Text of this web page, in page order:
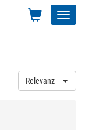
Relevanz